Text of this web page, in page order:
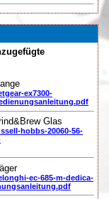
ex7300-
Glas
hobbs-20060-56-
ec-685-m-dedica-